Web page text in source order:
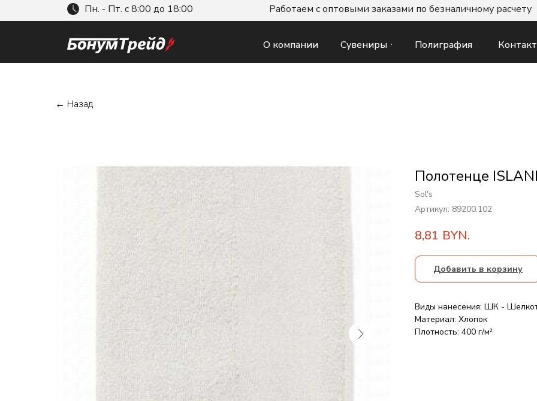
О компании Сувениры Полиграфия
Пн. - Пт. с 8:00 до 18:00 Работаем с оптовыми заказами по безналичному расчету
← Назад
Полотенце
Sol's
Артикул: 89200.102
8,81 BYN.
Добавить в корзину
Виды нанесения: ШК -
Материал: Хлопок
Плотность: 400 г/м²